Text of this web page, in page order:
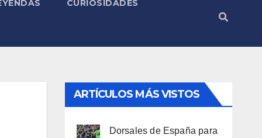
CURIOSIDADES
ARTÍCULOS MÁS VISTOS
Dorsales de España para